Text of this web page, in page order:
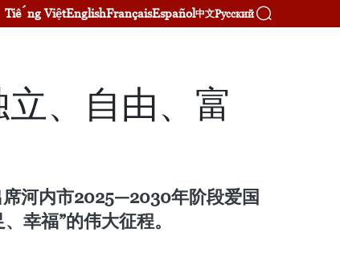
Tiếng ViệtEnglishFrançaisEspañol中文Русский
、自由、富
河内市2025—2030年阶段爱国
幸福”的伟大征程。